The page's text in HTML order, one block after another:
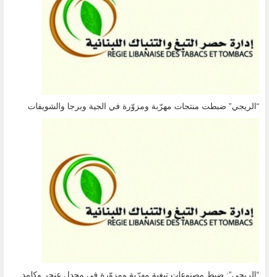
“الريجي” ضبطت منتجات مهرّبة ومزوّرة في الجية وبرجا والشويفات
“الريجي”: ضبط مصنوعات تبغية مهرّبة ومزوّرة في مجدل عنجر وكامد